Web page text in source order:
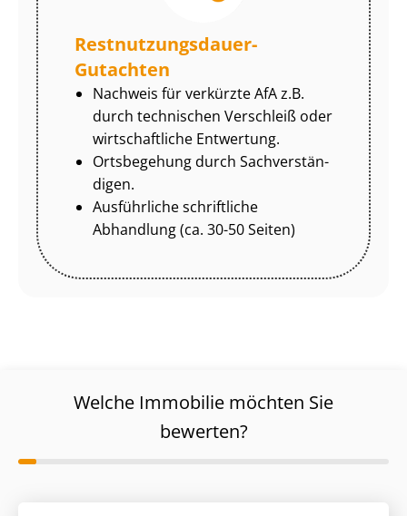
Rest­nut­zungs­dau­er-
Gutachten
Nachweis für verkürzte AfA z.B.
durch technischen Verschleiß oder
wirtschaftliche Entwertung.
Ortsbegehung durch Sach­ver­stän­
di­gen.
Ausführliche schriftliche
Abhandlung (ca. 30-50 Seiten)
Welche Immobilie möchten Sie
bewerten?